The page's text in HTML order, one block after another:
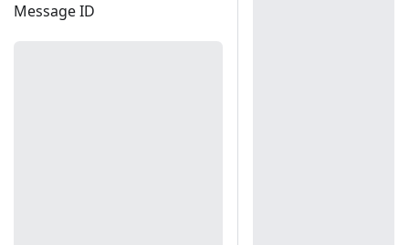
Message ID